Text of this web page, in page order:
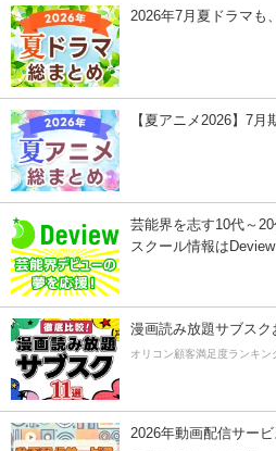
2026年7月夏ドラマも
【夏アニメ2026】7月
芸能界を志す10代～
スクール情報はDeview
漫画読み放題サブスク
オリコン顧客満足度ランキン
2026年動画配信サー